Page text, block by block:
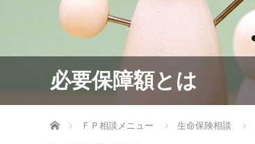
必要保障額とは
ホーム ＦＰ相談メニュー 生命保険相談